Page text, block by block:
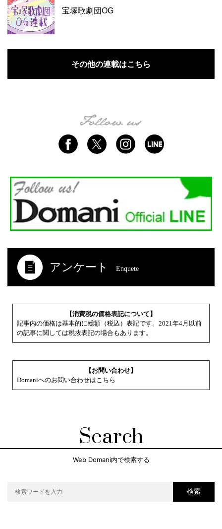
宝塚歌劇団OG
その他の連載はこちら
アンケート Enquete
【消費税の価格表記について】
記事内の価格は基本的に総額（税込）表記です。2021年4月以前
の記事に関しては税抜表記の場合もあります。
【お問い合わせ】
Domaniへのお問い合わせはこちら
Search
Web Domani内で検索する
検索